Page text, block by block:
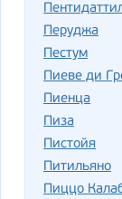
Перуджа
Пестум
Пиеве ди
Пиенца
Пиза
Пистойя
Питильяно
Пиццо